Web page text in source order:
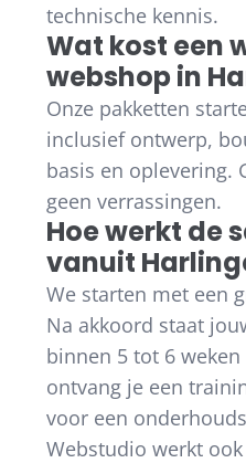
technische kennis.
Wat kost een
webshop in
Onze pakketten
inclusief ontwerp,
basis en oplevering.
geen verrassingen.
Hoe werkt de
vanuit
We starten met een
Na akkoord staat
binnen 5 tot 6
ontvang je een
voor een
Webstudio werkt